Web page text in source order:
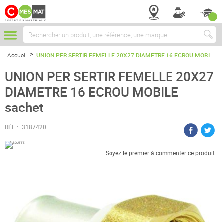
Chercher
Accueil UNION PER SERTIR FEMELLE 20X27 DIAMETRE 16 ECROU MOBILE sachet
UNION PER SERTIR FEMELLE 20X27
DIAMETRE 16 ECROU MOBILE
sachet
RÉF : 3187420
Soyez le premier à commenter ce produit
Passer